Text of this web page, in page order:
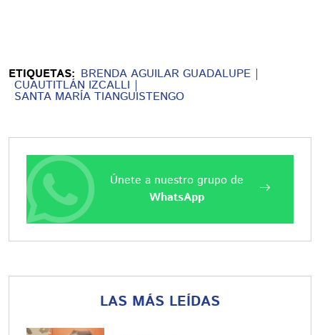
ETIQUETAS: BRENDA AGUILAR GUADALUPE
CUAUTITLÁN IZCALLI
SANTA MARÍA TIANGUISTENGO
Únete a nuestro grupo de
WhatsApp
LAS MÁS LEÍDAS